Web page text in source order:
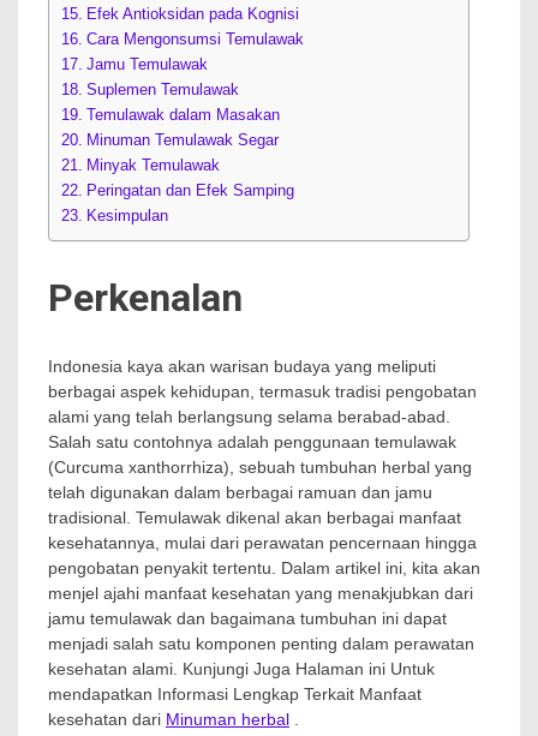
Efek Antioksidan pada Kognisi
Cara Mengonsumsi Temulawak
Jamu Temulawak
Suplemen Temulawak
Temulawak dalam Masakan
Minuman Temulawak Segar
Minyak Temulawak
Peringatan dan Efek Samping
Kesimpulan
Perkenalan
Indonesia kaya akan warisan budaya yang meliputi
berbagai aspek kehidupan, termasuk tradisi pengobatan
alami yang telah berlangsung selama berabad-abad.
Salah satu contohnya adalah penggunaan temulawak
(Curcuma xanthorrhiza), sebuah tumbuhan herbal yang
telah digunakan dalam berbagai ramuan dan jamu
tradisional. Temulawak dikenal akan berbagai manfaat
kesehatannya, mulai dari perawatan pencernaan hingga
pengobatan penyakit tertentu. Dalam artikel ini, kita akan
menjel ajahi manfaat kesehatan yang menakjubkan dari
jamu temulawak dan bagaimana tumbuhan ini dapat
menjadi salah satu komponen penting dalam perawatan
kesehatan alami. Kunjungi Juga Halaman ini Untuk
mendapatkan Informasi Lengkap Terkait Manfaat
kesehatan dari Minuman herbal .